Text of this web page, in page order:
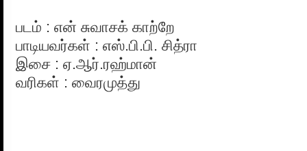
படம் : என் சுவாசக் காற்றே
பாடியவர்கள் : எஸ்.பி.பி. சித்ரா
இசை : ஏ.ஆர்.ரஹ்மான்
வரிகள் : வைரமுத்து